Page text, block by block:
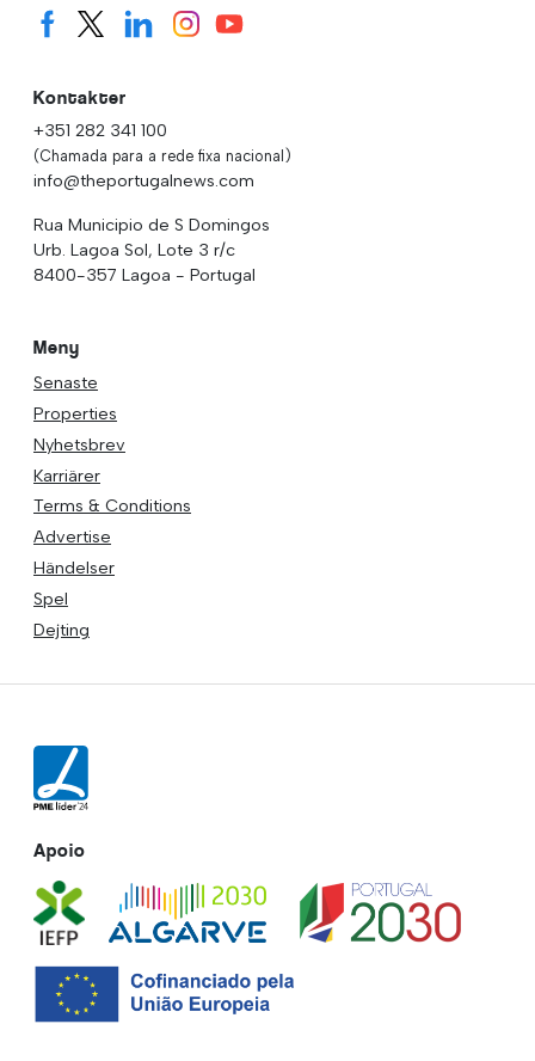
Kontakter
+351 282 341 100
(Chamada para a rede fixa nacional)
info@theportugalnews.com
Rua Municipio de S Domingos
Urb. Lagoa Sol, Lote 3 r/c
8400-357 Lagoa - Portugal
Meny
Senaste
Properties
Nyhetsbrev
Karriärer
Terms & Conditions
Advertise
Händelser
Spel
Dejting
Apoio